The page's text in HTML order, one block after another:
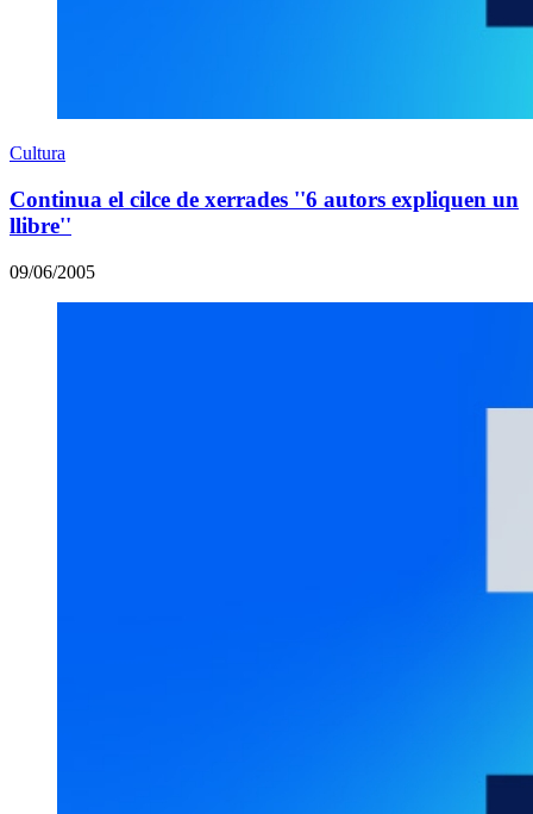
Cultura
Continua el cilce de xerrades ''6 autors expliquen un
llibre''
09/06/2005